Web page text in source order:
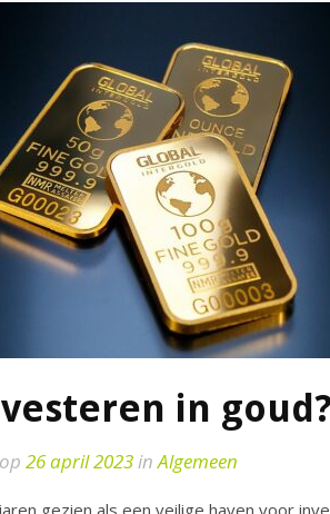
in goud?
26 april 2023inAlgemeen
gezien als een veilige haven voor